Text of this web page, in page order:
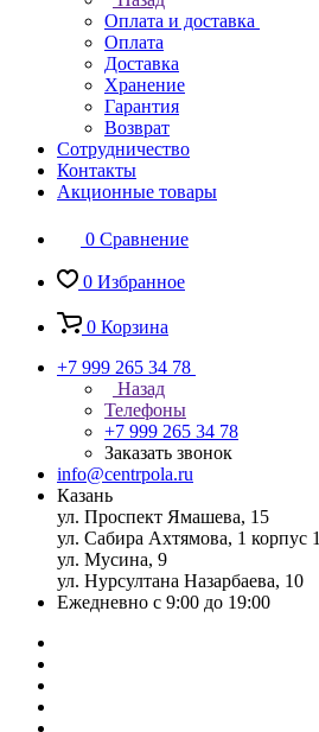
Оплата и доставка
Оплата
Доставка
Хранение
Гарантия
Возврат
Сотрудничество
Контакты
Акционные товары
0 Сравнение
0 Избранное
0 Корзина
+7 999 265 34 78
Назад
Телефоны
+7 999 265 34 78
Заказать звонок
info@centrpola.ru
Казань
ул. Проспект Ямашева, 15
ул. Сабира Ахтямова, 1 корпус 1
ул. Мусина, 9
ул. Нурсултана Назарбаева, 10
Ежедневно с 9:00 до 19:00